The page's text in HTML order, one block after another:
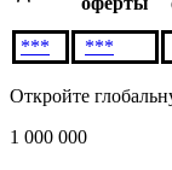
***
***
Откройте
1 000 000